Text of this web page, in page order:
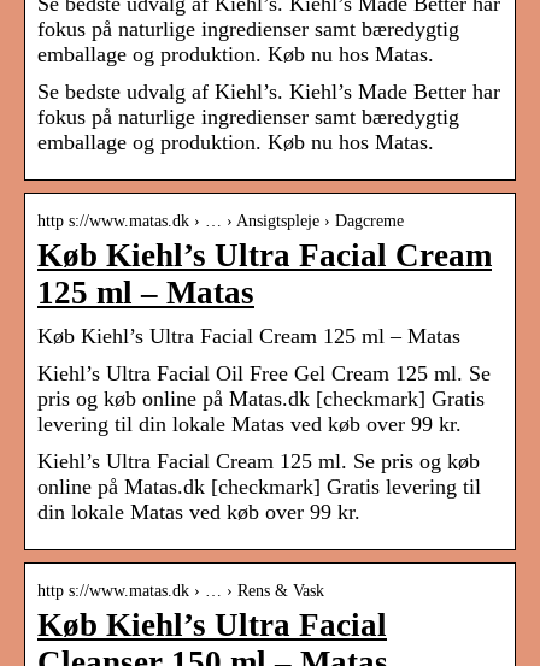
fokus på naturlige ingredienser samt bæredygtig
emballage og produktion. Køb nu hos Matas.
Se bedste udvalg af Kiehl’s. Kiehl’s Made Better har
fokus på naturlige ingredienser samt bæredygtig
emballage og produktion. Køb nu hos Matas.
http s://www.matas.dk › … › Ansigtspleje › Dagcreme
Køb Kiehl’s Ultra Facial Cream
125 ml – Matas
Køb Kiehl’s Ultra Facial Cream 125 ml – Matas
Kiehl’s Ultra Facial Oil Free Gel Cream 125 ml. Se
pris og køb online på Matas.dk [checkmark] Gratis
levering til din lokale Matas ved køb over 99 kr.
Kiehl’s Ultra Facial Cream 125 ml. Se pris og køb
online på Matas.dk [checkmark] Gratis levering til
din lokale Matas ved køb over 99 kr.
http s://www.matas.dk › … › Rens & Vask
Køb Kiehl’s Ultra Facial